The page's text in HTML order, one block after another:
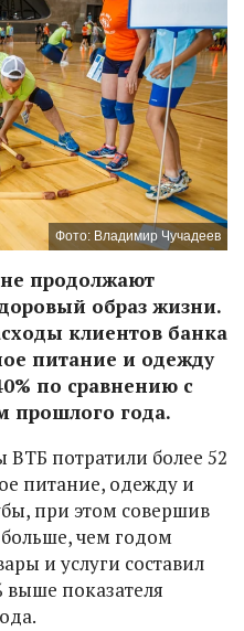
Фото: Владимир Чучадеев
продолжают
образ жизни.
клиентов банка
питание и одежду
по сравнению с
прошлого года.
потратили более 52
питание, одежду и
при этом совершив
чем годом
и услуги составил
выше показателя